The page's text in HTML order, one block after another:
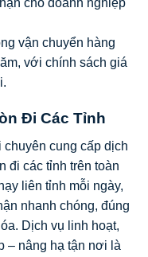
cho doanh nghiệp
vận chuyển hàng
với chính sách giá
Đi Các Tỉnh
chuyên cung cấp dịch
đi các tỉnh trên toàn
liên tỉnh mỗi ngày,
nhanh chóng, đúng
Dịch vụ linh hoạt,
– nâng hạ tận nơi là